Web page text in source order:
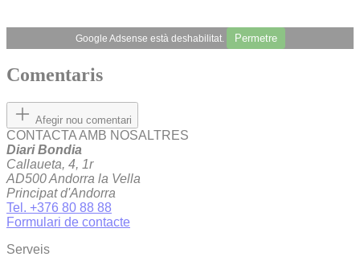
Google Adsense està deshabilitat. Permetre
Comentaris
Afegir nou comentari
CONTACTA AMB NOSALTRES
Diari Bondia
Callaueta, 4, 1r
AD500 Andorra la Vella
Principat d'Andorra
Tel. +376 80 88 88
Formulari de contacte
Serveis